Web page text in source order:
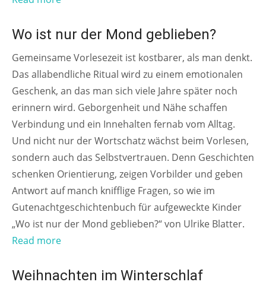
AB 3 JAHREN
Wo ist nur der Mond geblieben?
Gemeinsame Vorlesezeit ist kostbarer, als man denkt.
Das allabendliche Ritual wird zu einem emotionalen
Geschenk, an das man sich viele Jahre später noch
erinnern wird. Geborgenheit und Nähe schaffen
Verbindung und ein Innehalten fernab vom Alltag.
Und nicht nur der Wortschatz wächst beim Vorlesen,
sondern auch das Selbstvertrauen. Denn Geschichten
schenken Orientierung, zeigen Vorbilder und geben
Antwort auf manch knifflige Fragen, so wie im
Gutenachtgeschichtenbuch für aufgeweckte Kinder
„Wo ist nur der Mond geblieben?“ von Ulrike Blatter.
Read more
AB 6 JAHREN
Weihnachten im Winterschlaf